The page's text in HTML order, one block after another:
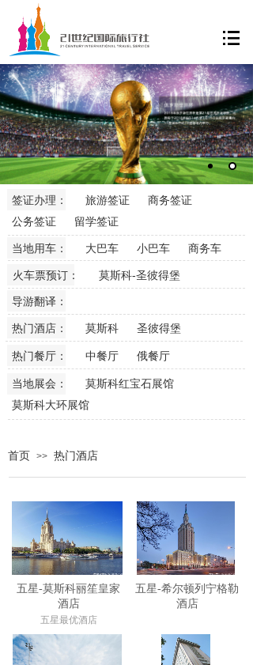
签证办理： 旅游签证
商务签证
公务签证
留学签证
当地用车： 大巴车 小巴车 商务车
​火车票预订： 莫斯科-圣彼得堡
导游翻译：
热门酒店： 莫斯科 圣彼得堡
热门餐厅： 中餐厅 俄餐厅
当地展会：
莫斯科红宝石展馆
莫斯科大环展馆
首页 >> 热门酒店
五星-莫斯科丽笙皇家
酒店
五星最优酒店
五星-希尔顿列宁格勒
酒店